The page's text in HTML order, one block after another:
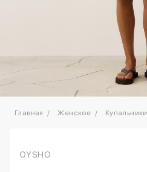
Главная Женское Купальники
OYSHO